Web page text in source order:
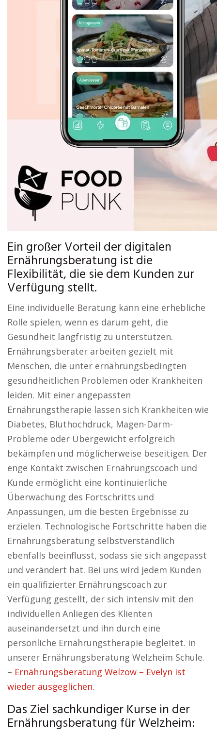
Ein großer Vorteil der digitalen
Ernährungsberatung ist die
Flexibilität, die sie dem Kunden zur
Verfügung stellt.
Eine individuelle Beratung kann eine erhebliche
Rolle spielen, wenn es darum geht, die
Gesundheit langfristig zu unterstützen.
Ernährungsberater arbeiten gezielt mit
Menschen, die unter ernährungsbedingten
gesundheitlichen Problemen oder Krankheiten
leiden. Mit einer angepassten
Ernährungstherapie lassen sich Krankheiten wie
Diabetes, Bluthochdruck, Magen-Darm-
Probleme oder Übergewicht erfolgreich
bekämpfen und möglicherweise beseitigen. Der
enge Kontakt zwischen Ernährungscoach und
Kunde ermöglicht eine kontinuierliche
Überwachung des Fortschritts und
Anpassungen, um die besten Ergebnisse zu
erzielen. Technologische Fortschritte haben die
Ernährungsberatung selbstverständlich
ebenfalls beeinflusst, sodass sie sich angepasst
und verändert hat. Bei uns wird jedem Kunden
ein qualifizierter Ernährungscoach zur
Verfügung gestellt, der sich intensiv mit den
individuellen Anliegen des Klienten
auseinandersetzt und ihn durch eine
persönliche Ernährungstherapie begleitet. in
unserer Ernährungsberatung Welzheim Schule.
– Ernährungsberatung Welzow – Evelyn ist
wieder ausgeglichen.
Das Ziel sachkundiger Kurse in der
Ernährungsberatung für Welzheim: